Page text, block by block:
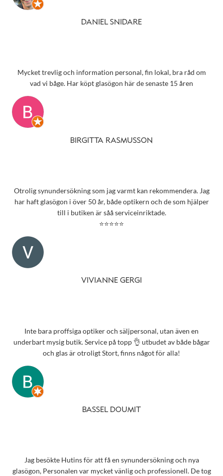
DANIEL SNIDARE
Mycket trevlig och information personal, fin lokal, bra råd om
vad vi båge. Har köpt glasögon här de senaste 15 åren
BIRGITTA RASMUSSON
Otrolig synundersökning som jag varmt kan rekommendera. Jag
har haft glasögon i över 50 år, både optikern och de som hjälper
till i butiken är såå serviceinriktade.
⭐⭐⭐⭐⭐
VIVIANNE GERGI
Inte bara proffsiga optiker och säljpersonal, utan även en
underbart mysig butik. Service på topp 👌 utbudet av både bågar
och glas är otroligt Stort, finns något för alla!
BASSEL DOUMIT
Jag besökte Hutins för att få en synundersökning och nya
glasögon, Personalen var mycket vänlig och professionell. De tog